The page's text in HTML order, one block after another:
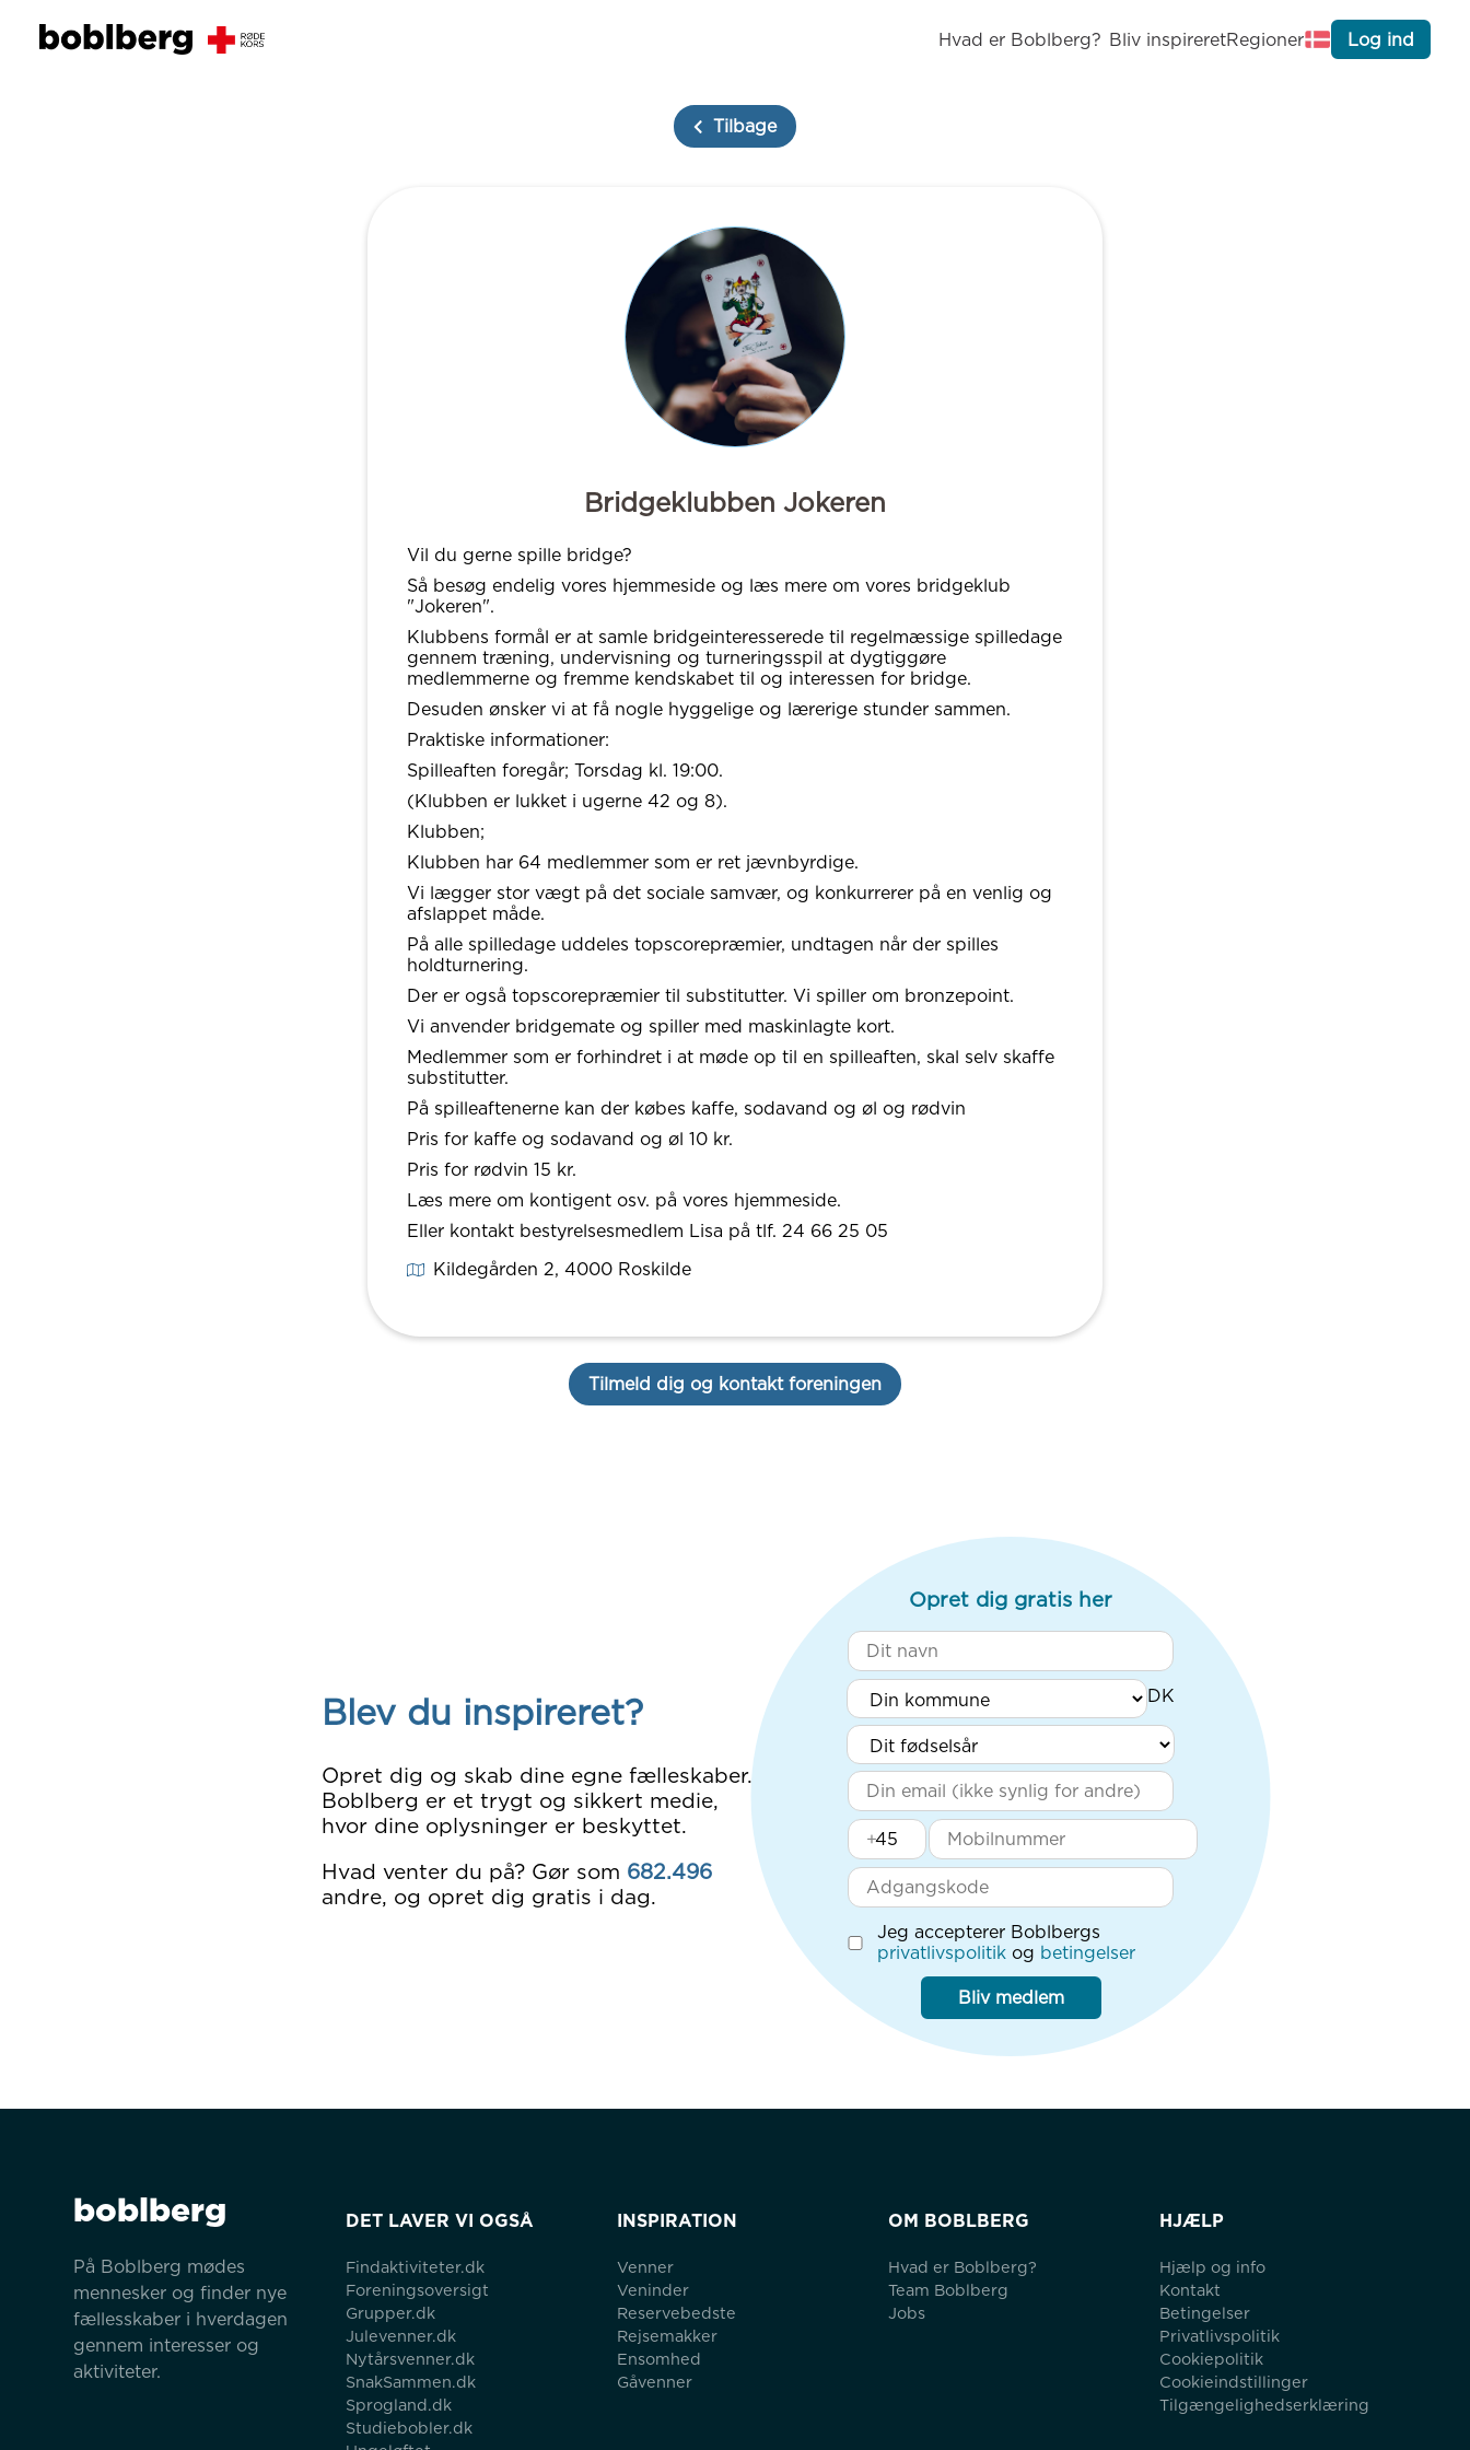
Hvad er Boblberg? Bliv inspireretRegioner Log ind
Tilbage
Bridgeklubben Jokeren
Vil du gerne spille bridge?
Så besøg endelig vores hjemmeside og læs mere om vores bridgeklub
"Jokeren".
Klubbens formål er at samle bridgeinteresserede til regelmæssige spilledage
gennem træning, undervisning og turneringsspil at dygtiggøre
medlemmerne og fremme kendskabet til og interessen for bridge.
Desuden ønsker vi at få nogle hyggelige og lærerige stunder sammen.
Praktiske informationer:
Spilleaften foregår; Torsdag kl. 19:00.
(Klubben er lukket i ugerne 42 og 8).
Klubben;
Klubben har 64 medlemmer som er ret jævnbyrdige.
Vi lægger stor vægt på det sociale samvær, og konkurrerer på en venlig og
afslappet måde.
På alle spilledage uddeles topscorepræmier, undtagen når der spilles
holdturnering.
Der er også topscorepræmier til substitutter. Vi spiller om bronzepoint.
Vi anvender bridgemate og spiller med maskinlagte kort.
Medlemmer som er forhindret i at møde op til en spilleaften, skal selv skaffe
substitutter.
På spilleaftenerne kan der købes kaffe, sodavand og øl og rødvin
Pris for kaffe og sodavand og øl 10 kr.
Pris for rødvin 15 kr.
Læs mere om kontigent osv. på vores hjemmeside.
Eller kontakt bestyrelsesmedlem Lisa på tlf. 24 66 25 05
Kildegården 2, 4000Roskilde
Tilmeld dig og kontakt foreningen
Blev du inspireret?
Opret dig og skab dine egne fælleskaber.
Boblberg er et trygt og sikkert medie,
hvor dine oplysninger er beskyttet.
Hvad venter du på? Gør som 682.496
andre, og opret dig gratis i dag.
Opret dig gratis her
+
Jeg accepterer Boblbergs
privatlivspolitik og betingelser
Bliv medlem
boblberg
På Boblberg mødes
mennesker og finder nye
fællesskaber i hverdagen
gennem interesser og
aktiviteter.
DET LAVER VI OGSÅ
Findaktiviteter.dk
Foreningsoversigt
Grupper.dk
Julevenner.dk
Nytårsvenner.dk
SnakSammen.dk
Sprogland.dk
Studiebobler.dk
INSPIRATION
Venner
Veninder
Reservebedste
Rejsemakker
Ensomhed
Gåvenner
OM BOBLBERG
Hvad er Boblberg?
Team Boblberg
Jobs
HJÆLP
Hjælp og info
Kontakt
Betingelser
Privatlivspolitik
Cookiepolitik
Cookieindstillinger
Tilgængelighedserklæring